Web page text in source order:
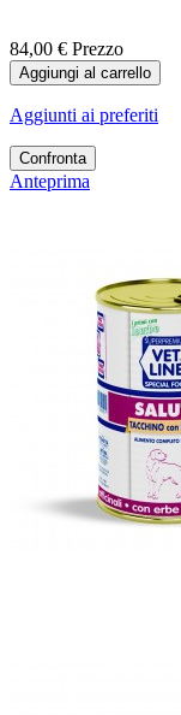
84,00 € Prezzo
Aggiungi al carrello
Aggiunti ai preferiti
Confronta
Anteprima